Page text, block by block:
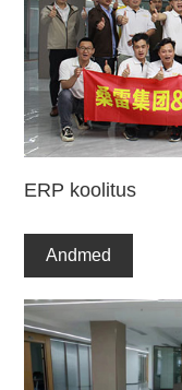
ERP koolitus
Andmed